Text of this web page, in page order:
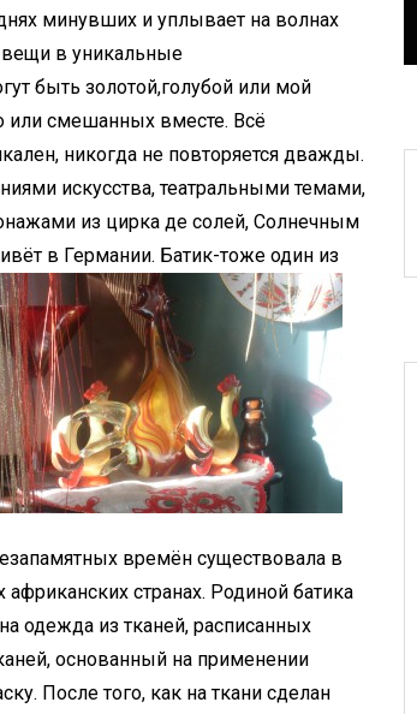
минувших и уплывает на волнах
в уникальные
быть золотой,голубой или мой
или смешанных вместе. Всё
никогда не повторяется дважды.
искусства, театральными темами,
из цирка де солей, Солнечным
в Германии. Батик-тоже один из
времён существовала в
странах. Родиной батика
одежда из тканей, расписанных
основанный на применении
После того, как на ткани cделан
August 1, 2026 0 3 words